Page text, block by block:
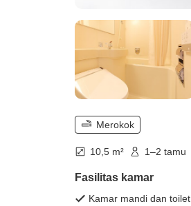
Merokok
10,5 m² 1–2 tamu
Fasilitas kamar
Kamar mandi dan toilet